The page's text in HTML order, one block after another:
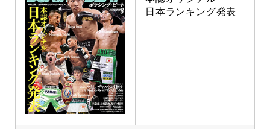
日本ランキング発表